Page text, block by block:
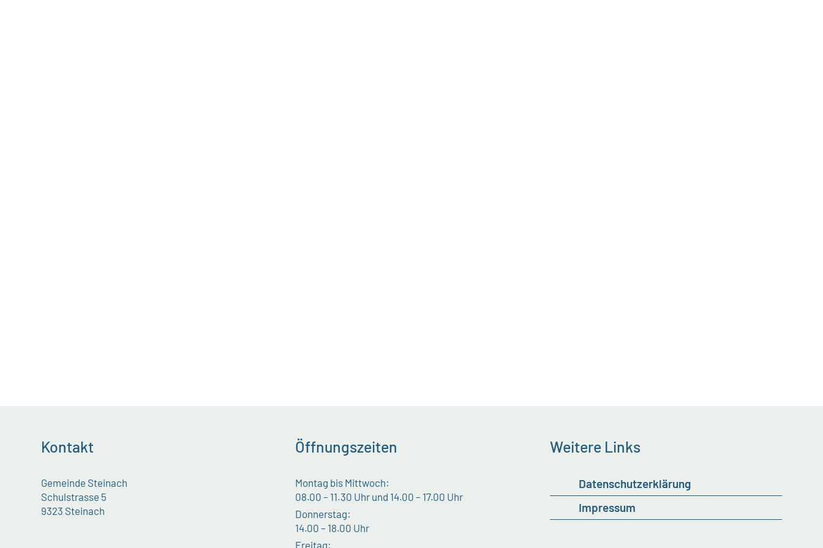
Kontakt
Gemeinde Steinach
Schulstrasse 5
9323 Steinach
Öffnungszeiten
Montag bis Mittwoch:
08.00 – 11.30 Uhr und 14.00 – 17.00 Uhr
Donnerstag:
14.00 – 18.00 Uhr
Freitag:
Weitere Links
Datenschutzerklärung
Impressum